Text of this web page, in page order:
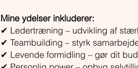
Mine ydelser inkluderer:
✔ Ledertræning – udvikling af
✔ Teambuilding – styrk
✔ Levende formidling – gør dit